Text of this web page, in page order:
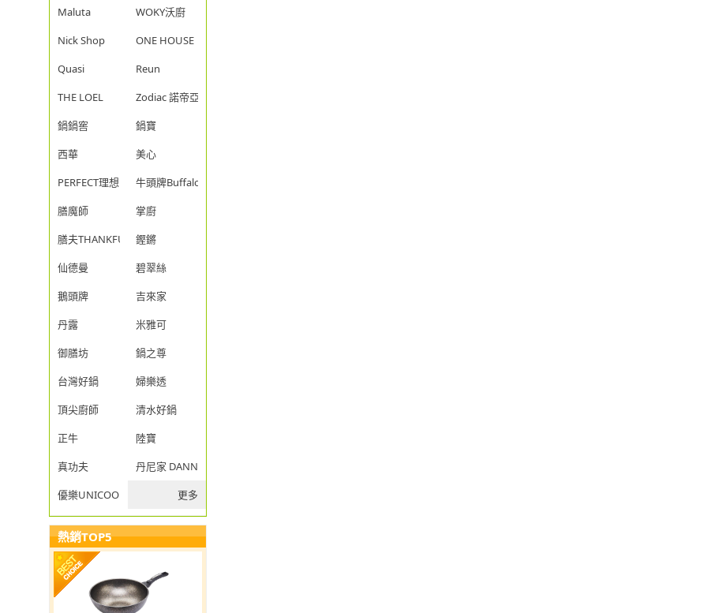
Maluta
WOKY沃廚
Nick Shop
ONE HOUSE
Quasi
Reun
THE LOEL
Zodiac 諾帝亞
鍋鍋窖
鍋寶
西華
美心
PERFECT理想
牛頭牌Buffalo
膳魔師
掌廚
膳夫THANKFUL
鏗鏘
仙德曼
碧翠絲
鵝頭牌
吉來家
丹露
米雅可
御膳坊
鍋之尊
台灣好鍋
婦樂透
頂尖廚師
清水好鍋
正牛
陸寶
真功夫
丹尼家 DANNY JIA
優樂UNICOOK
更多
熱銷TOP5